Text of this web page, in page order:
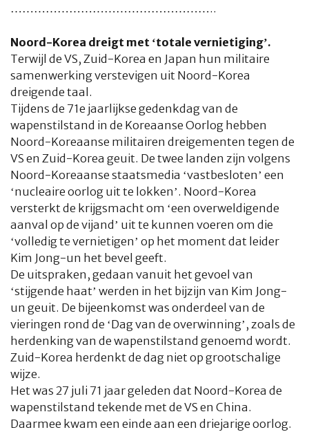
……………………………………………..
Noord-Korea dreigt met ‘totale vernietiging’.
Terwijl de VS, Zuid-Korea en Japan hun militaire
samenwerking verstevigen uit Noord-Korea
dreigende taal.
Tijdens de 71e jaarlijkse gedenkdag van de
wapenstilstand in de Koreaanse Oorlog hebben
Noord-Koreaanse militairen dreigementen tegen de
VS en Zuid-Korea geuit. De twee landen zijn volgens
Noord-Koreaanse staatsmedia ‘vastbesloten’ een
‘nucleaire oorlog uit te lokken’. Noord-Korea
versterkt de krijgsmacht om ‘een overweldigende
aanval op de vijand’ uit te kunnen voeren om die
‘volledig te vernietigen’ op het moment dat leider
Kim Jong-un het bevel geeft.
De uitspraken, gedaan vanuit het gevoel van
‘stijgende haat’ werden in het bijzijn van Kim Jong-
un geuit. De bijeenkomst was onderdeel van de
vieringen rond de ‘Dag van de overwinning’, zoals de
herdenking van de wapenstilstand genoemd wordt.
Zuid-Korea herdenkt de dag niet op grootschalige
wijze.
Het was 27 juli 71 jaar geleden dat Noord-Korea de
wapenstilstand tekende met de VS en China.
Daarmee kwam een einde aan een driejarige oorlog.